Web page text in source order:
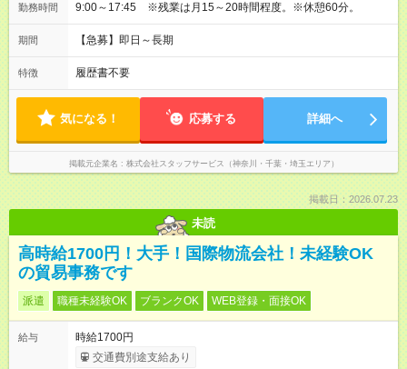
勤務時間 9:00～17:45 ※残業は月15～20時間程度。※休憩60分。
期間 【急募】即日～長期
特徴 履歴書不要
気になる！ 応募する 詳細へ
掲載元企業名 株式会社スタッフサービス（神奈川・千葉・埼玉エリア）
掲載日：2026.07.23
未読
高時給1700円！大手！国際物流会社！未経験OK
の貿易事務です
派遣 職種未経験OK ブランクOK WEB登録・面接OK
給与
時給1700円
交通費別途支給あり